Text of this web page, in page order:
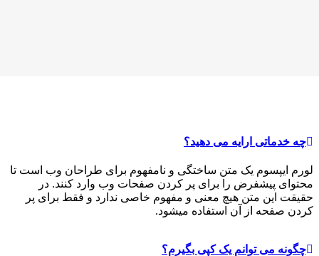
چه خدماتی ارایه می دهید؟
لورم ایپسوم یک متن ساختگی و نامفهوم برای طراحان وب است تا
محتوای پیشفرض را برای پر کردن صفحات وب وارد کنند. در
حقیقت این متن هیچ معنی و مفهوم خاصی ندارد و فقط برای پر
کردن صفحه از آن استفاده میشود.
چگونه می توانم یک کپی بگیرم؟